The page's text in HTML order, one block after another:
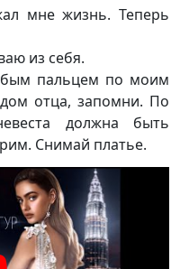
мне жизнь. Теперь
из себя.
пальцем по моим
отца, запомни. По
должна быть
Снимай платье.